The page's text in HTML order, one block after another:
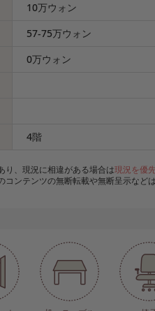
10万ウォン
57-75万ウォン
0万ウォン
4階
り、現況に相違がある場合は現況を優
コンテンツの無断転載や無断呈示など